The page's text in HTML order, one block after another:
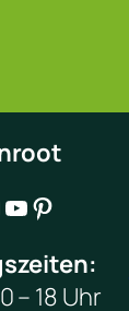
YouTube Pinterest
– 18 Uhr